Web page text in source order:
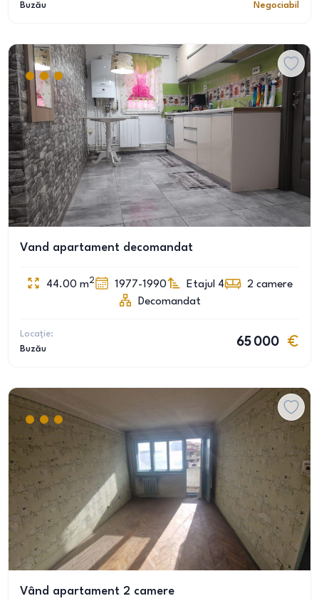
Buzău
Negociabil
Vand apartament decomandat
44.00 m2 1977-1990 Etajul 4 2 camere
Decomandat
Locație:
Buzău
65 000
Vând apartament 2 camere